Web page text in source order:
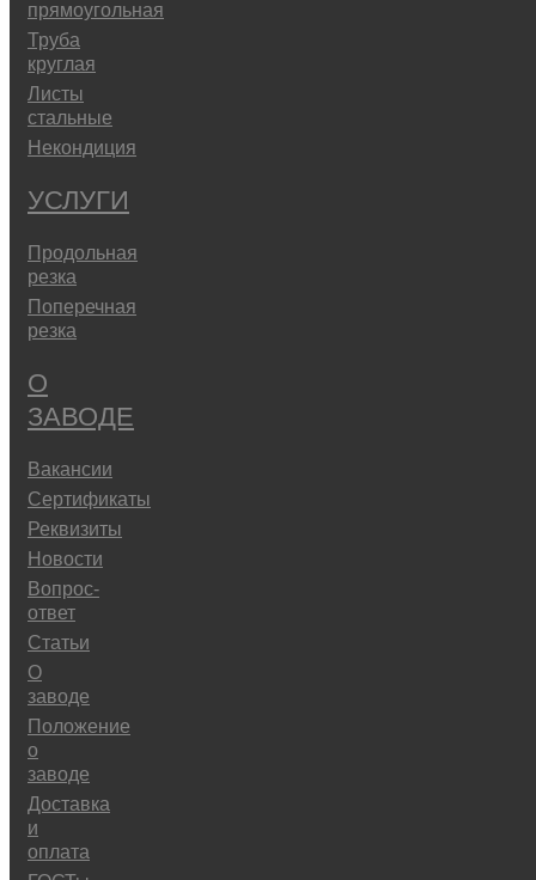
прямоугольная
Труба
круглая
Листы
стальные
Некондиция
УСЛУГИ
Продольная
резка
Поперечная
резка
О
ЗАВОДЕ
Вакансии
Сертификаты
Реквизиты
Новости
Вопрос-
ответ
Статьи
О
заводе
Положение
о
заводе
Доставка
и
оплата